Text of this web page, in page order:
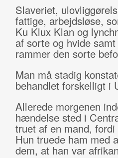
Slaveriet,
fattige, arbejdsløse,
Ku Klux Klan og
af sorte og hvide
rammer den sorte
Man må stadig
behandlet forskelligt i
Allerede morgenen
hændelse sted i
truet af en mand,
Hun truede ham
dem, at han var